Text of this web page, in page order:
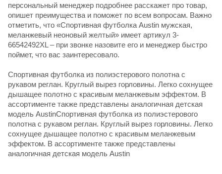
персональный менеджер подробнее расскажет про товар,
опишет преимущества и поможет по всем вопросам. Важно
отметить, что «Спортивная футболка Austin мужская,
меланжевый неоновый желтый» имеет артикул 3-
66542492XL – при звонке назовите его и менеджер быстро
поймет, что вас заинтересовало.
Спортивная футболка из полиэстерового полотна с
рукавом реглан. Круглый вырез горловины. Легко сохнущее
дышащее полотно с красивым меланжевым эффектом. В
ассортименте также представлены аналогичная детская
модель AustinСпортивная футболка из полиэстерового
полотна с рукавом реглан. Круглый вырез горловины. Легко
сохнущее дышащее полотно с красивым меланжевым
эффектом. В ассортименте также представлены
аналогичная детская модель Austin